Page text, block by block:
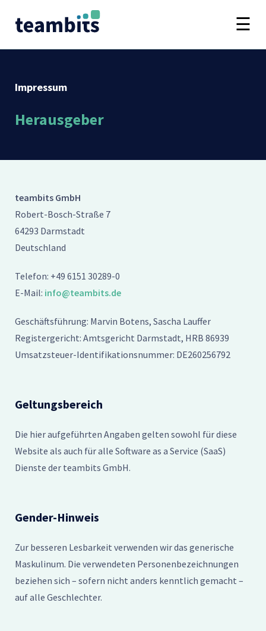
Impressum
Herausgeber
teambits GmbH
Robert-Bosch-Straße 7
64293 Darmstadt
Deutschland
Telefon: +49 6151 30289-0
E-Mail: info@teambits.de
Geschäftsführung: Marvin Botens, Sascha Lauffer
Registergericht: Amtsgericht Darmstadt, HRB 86939
Umsatzsteuer-Identifikationsnummer: DE260256792
Geltungsbereich
Die hier aufgeführten Angaben gelten sowohl für diese
Website als auch für alle Software as a Service (SaaS)
Dienste der teambits GmbH.
Gender-Hinweis
Zur besseren Lesbarkeit verwenden wir das generische
Maskulinum. Die verwendeten Personenbezeichnungen
beziehen sich – sofern nicht anders kenntlich gemacht –
auf alle Geschlechter.